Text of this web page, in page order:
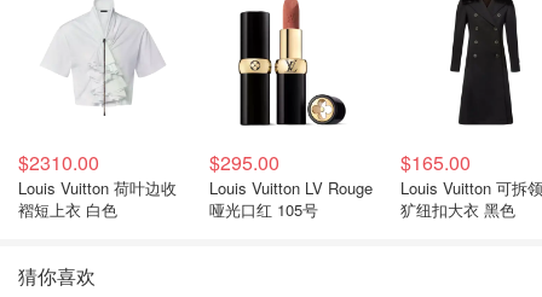
$2310.00
Louis Vuitton 荷叶边收
褶短上衣 白色
$295.00
Louis Vuitton LV Rouge
哑光口红 105号
$165.00
Louis Vuitton 可拆
犷纽扣大衣 黑色
猜你喜欢